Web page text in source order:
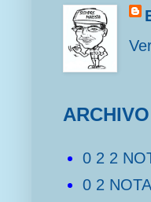
0 2 2
0 2